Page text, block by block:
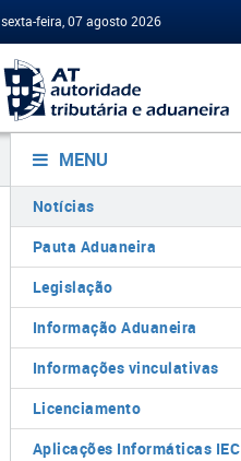
sexta-feira, 07 agosto 2026
MENU
Notícias
Pauta Aduaneira
Legislação
Informação Aduaneira
Informações vinculativas
Licenciamento
Aplicações Informáticas IEC